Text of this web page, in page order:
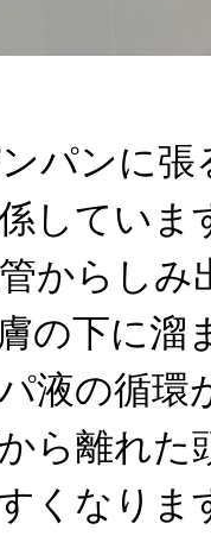
パンに張
していま
からしみ
の下に溜
液の循環
ら離れた
くなりま